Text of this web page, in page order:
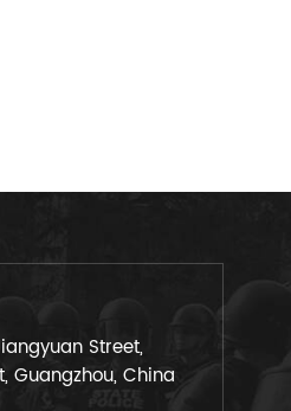
Street,
Guangzhou, China